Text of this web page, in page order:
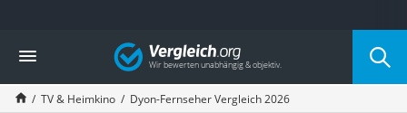
Die beliebtesten Vergleiche nach Kategorie
Elektronik
Powerstation
Monitor 32 Zoll 4K
Vergleich
TV & Heimkino Dyon-Fernseher Vergleich 2026